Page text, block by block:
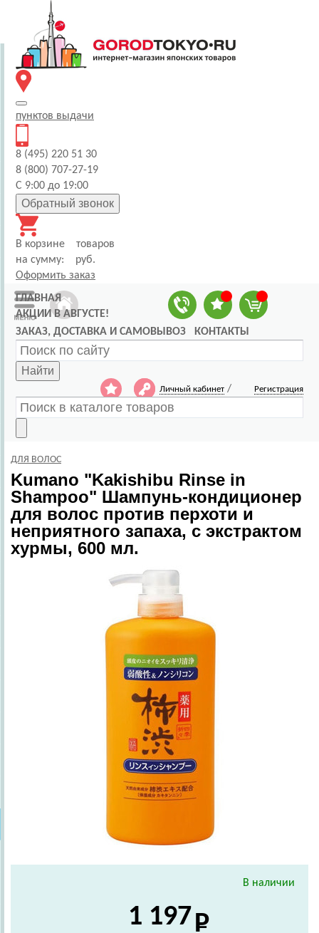
пунктов выдачи
8 (495) 220 51 30
8 (800) 707-27-19
С 9:00 до 19:00
Обратный звонок
В корзине
товаров
на сумму:
руб.
Оформить заказ
ГЛАВНАЯ
АКЦИИ В АВГУСТЕ!
ЗАКАЗ, ДОСТАВКА И САМОВЫВОЗ
КОНТАКТЫ
Найти
Личный кабинет / Регистрация
ДЛЯ ВОЛОС
Kumano "Kakishibu Rinse in
Shampoo" Шампунь-кондиционер
для волос против перхоти и
неприятного запаха, с экстрактом
хурмы, 600 мл.
В наличии
1 197